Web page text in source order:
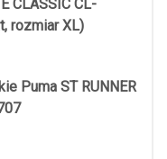
CLASSIC CL-
rozmiar XL)
Puma ST RUNNER